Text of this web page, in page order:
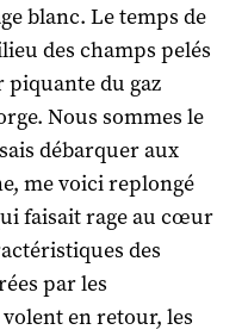
blanc. Le temps de
des champs pelés
piquante du gaz
Nous sommes le
débarquer aux
me voici replongé
faisait rage au cœur
des
par les
en retour, les